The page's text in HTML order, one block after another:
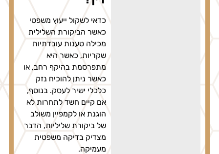
כדאי לשקול ייעוץ משפטי
כאשר הביקורת השלילית
מכילה טענות עובדתיות
שקריות, כאשר היא
מתפרסמת בהיקף רחב, או
כאשר ניתן להוכיח נזק
כלכלי ישיר לעסק. בנוסף,
אם קיים חשד לתחרות לא
הוגנת או לקמפיין משולב
של ביקורת שליליות, הדבר
מצדיק בדיקה משפטית
מעמיקה.